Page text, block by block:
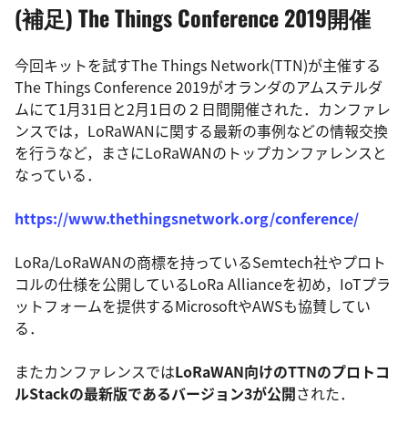
(補足) The Things Conference 2019開催
今回キットを試すThe Things Network(TTN)が主催する
The Things Conference 2019がオランダのアムステルダ
ムにて1月31日と2月1日の２日間開催された．カンファレ
ンスでは，LoRaWANに関する最新の事例などの情報交換
を行うなど，まさにLoRaWANのトップカンファレンスと
なっている．
https://www.thethingsnetwork.org/conference/
LoRa/LoRaWANの商標を持っているSemtech社やプロト
コルの仕様を公開しているLoRa Allianceを初め，IoTプラ
ットフォームを提供するMicrosoftやAWSも協賛してい
る．
またカンファレンスではLoRaWAN向けのTTNのプロトコ
ルStackの最新版であるバージョン3が公開された．